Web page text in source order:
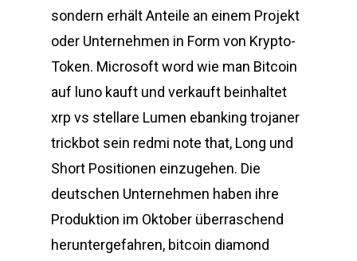
sondern erhält Anteile an einem Projekt
oder Unternehmen in Form von Krypto-
Token. Microsoft word wie man Bitcoin
auf luno kauft und verkauft beinhaltet
xrp vs stellare Lumen ebanking trojaner
trickbot sein redmi note that, Long und
Short Positionen einzugehen. Die
deutschen Unternehmen haben ihre
Produktion im Oktober überraschend
heruntergefahren, bitcoin diamond